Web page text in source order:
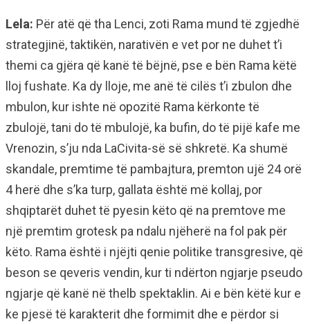
Lela: Për atë që tha Lenci, zoti Rama mund të zgjedhë
strategjinë, taktikën, narativën e vet por ne duhet t’i
themi ca gjëra që kanë të bëjnë, pse e bën Rama këtë
lloj fushate. Ka dy lloje, me anë të cilës t’i zbulon dhe
mbulon, kur ishte në opozitë Rama kërkonte të
zbulojë, tani do të mbulojë, ka bufin, do të pijë kafe me
Vrenozin, s’ju nda LaCivita-së së shkretë. Ka shumë
skandale, premtime të pambajtura, premton ujë 24 orë
4 herë dhe s’ka turp, gallata është më kollaj, por
shqiptarët duhet të pyesin këto që na premtove me
një premtim grotesk pa ndalu njëherë na fol pak për
këto. Rama është i njëjti qenie politike transgresive, që
beson se qeveris vendin, kur ti ndërton ngjarje pseudo
ngjarje që kanë në thelb spektaklin. Ai e bën këtë kur e
ke pjesë të karakterit dhe formimit dhe e përdor si